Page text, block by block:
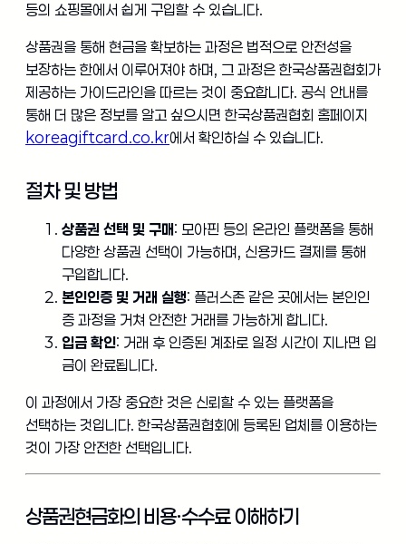
등의 쇼핑몰에서 쉽게 구입할 수 있습니다.
상품권을 통해 현금을 확보하는 과정은 법적으로 안전성을
보장하는 한에서 이루어져야 하며, 그 과정은 한국상품권협회가
제공하는 가이드라인을 따르는 것이 중요합니다. 공식 안내를
통해 더 많은 정보를 알고 싶으시면 한국상품권협회 홈페이지
koreagiftcard.co.kr에서 확인하실 수 있습니다.
절차 및 방법
상품권 선택 및 구매: 모아핀 등의 온라인 플랫폼을 통해
다양한 상품권 선택이 가능하며, 신용카드 결제를 통해
구입합니다.
본인인증 및 거래 실행: 플러스존 같은 곳에서는 본인인
증 과정을 거쳐 안전한 거래를 가능하게 합니다.
입금 확인: 거래 후 인증된 계좌로 일정 시간이 지나면 입
금이 완료됩니다.
이 과정에서 가장 중요한 것은 신뢰할 수 있는 플랫폼을
선택하는 것입니다. 한국상품권협회에 등록된 업체를 이용하는
것이 가장 안전한 선택입니다.
상품권현금화의 비용·수수료 이해하기